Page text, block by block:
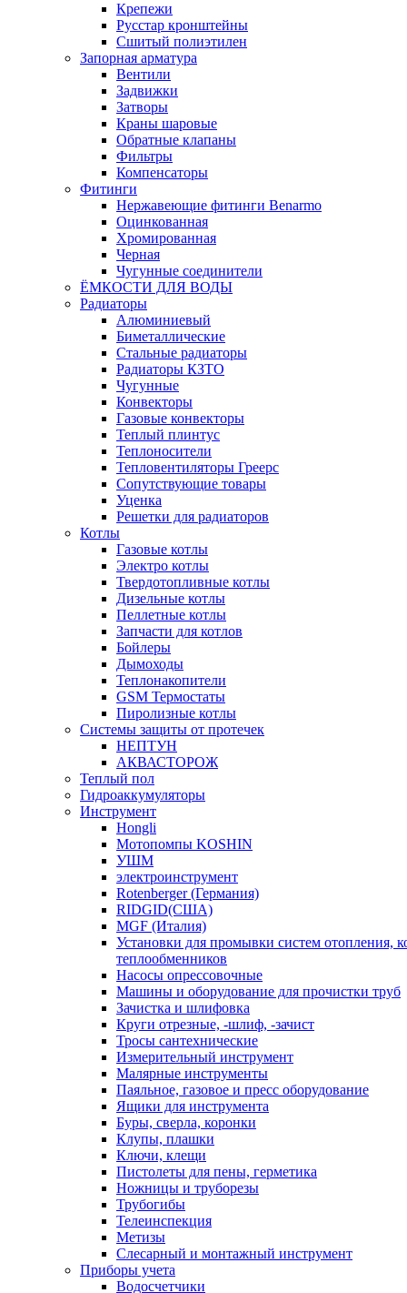
Крепежи
Русстар кронштейны
Сшитый полиэтилен
Запорная арматура
Вентили
Задвижки
Затворы
Краны шаровые
Обратные клапаны
Фильтры
Компенсаторы
Фитинги
Нержавеющие фитинги Benarmo
Оцинкованная
Хромированная
Черная
Чугунные соединители
ЁМКОСТИ ДЛЯ ВОДЫ
Радиаторы
Алюминиевый
Биметаллические
Стальные радиаторы
Радиаторы КЗТО
Чугунные
Конвекторы
Газовые конвекторы
Теплый плинтус
Теплоносители
Тепловентиляторы Греерс
Сопутствующие товары
Уценка
Решетки для радиаторов
Котлы
Газовые котлы
Электро котлы
Твердотопливные котлы
Дизельные котлы
Пеллетные котлы
Запчасти для котлов
Бойлеры
Дымоходы
Теплонакопители
GSM Термостаты
Пиролизные котлы
Системы защиты от протечек
НЕПТУН
АКВАСТОРОЖ
Теплый пол
Гидроаккумуляторы
Инструмент
Hongli
Мотопомпы KOSHIN
УШМ
электроинструмент
Rotenberger (Германия)
RIDGID(США)
MGF (Италия)
Установки для промывки систем отопления,
теплообменников
Насосы опрессовочные
Машины и оборудование для прочистки труб
Зачистка и шлифовка
Круги отрезные, -шлиф, -зачист
Тросы сантехнические
Измерительный инструмент
Малярные инструменты
Паяльное, газовое и пресс оборудование
Ящики для инструмента
Буры, сверла, коронки
Клупы, плашки
Ключи, клещи
Пистолеты для пены, герметика
Ножницы и труборезы
Трубогибы
Телеинспекция
Метизы
Слесарный и монтажный инструмент
Приборы учета
Водосчетчики